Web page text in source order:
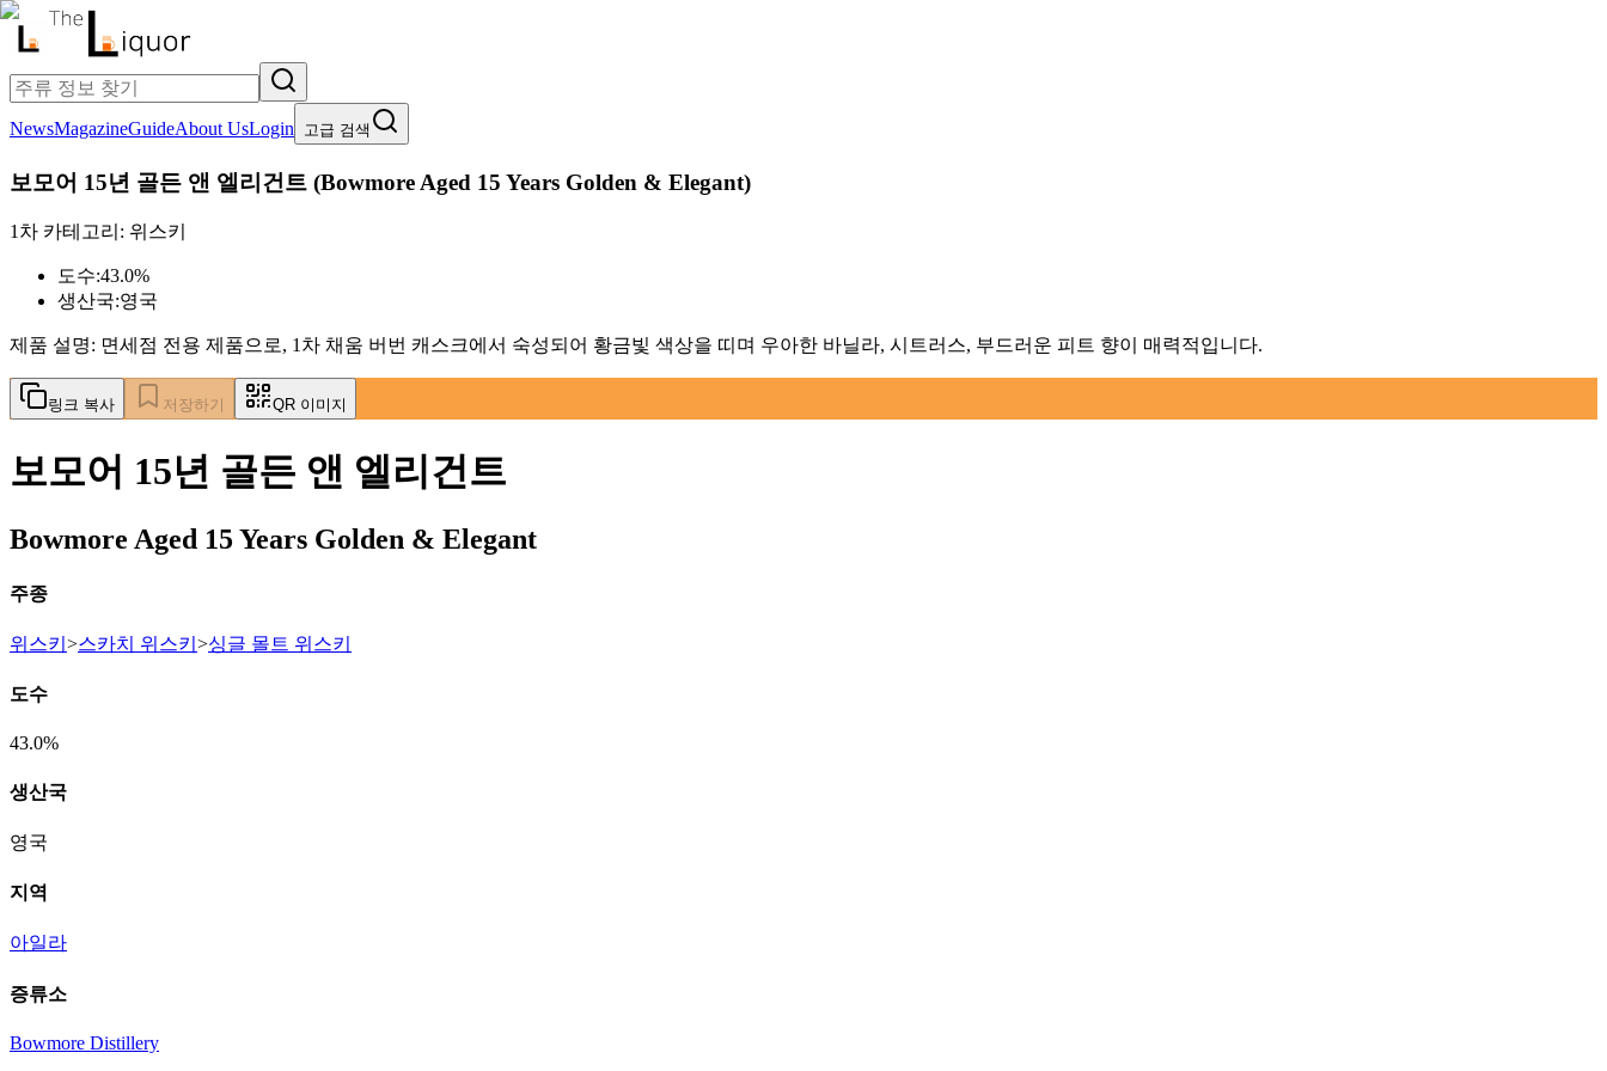
NewsMagazineGuideAbout UsLogin 고급 검색
보모어 15년 골든 앤 엘리건트 (Bowmore Aged 15 Years Golden & Elegant)
1차 카테고리: 위스키
도수:43.0%
생산국:영국
제품 설명: 면세점 전용 제품으로, 1차 채움 버번 캐스크에서 숙성되어 황금빛 색상을 띠며 우아한 바닐라, 시트러스, 부드러운 피트 향이 매력적입니다.
링크 복사 저장하기 QR 이미지
보모어 15년 골든 앤 엘리건트
Bowmore Aged 15 Years Golden & Elegant
주종
위스키 >스카치 위스키 >싱글 몰트 위스키
도수
43.0%
생산국
영국
지역
아일라
증류소
Bowmore Distillery